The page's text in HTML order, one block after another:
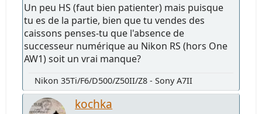
Un peu HS (faut bien patienter) mais puisque
tu es de la partie, bien que tu vendes des
caissons penses-tu que l'absence de
successeur numérique au Nikon RS (hors One
AW1) soit un vrai manque?
Nikon 35Ti/F6/D500/Z50II/Z8 - Sony A7II
kochka